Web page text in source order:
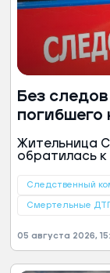
Без
погибшего
верит в
Жительница
обратилась
просьбой
Данилы
обочине
скончался.
Следственный
Смертельные
05 августа 2026,